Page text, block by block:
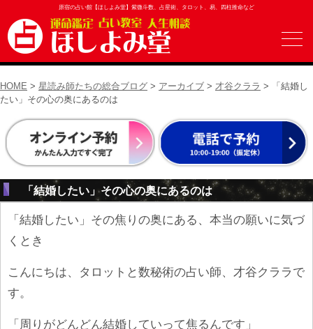
原宿の占い館【ほしよみ堂】紫微斗数、占星術、タロット、易、四柱推命など
HOME > 星読み師たちの総合ブログ > アーカイブ > 才谷クララ > 「結婚し
たい」その心の奥にあるのは
「結婚したい」その心の奥にあるのは
「結婚したい」その焦りの奥にある、本当の願いに気づ
くとき
こんにちは、タロットと数秘術の占い師、才谷クララで
す。
「周りがどんどん結婚していって焦るんです」